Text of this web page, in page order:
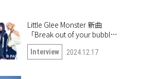
Little Glee Monster 新曲
「Break out of your bubble｣
インタビュー。未公開写真
も公開！
Interview 2024.12.17